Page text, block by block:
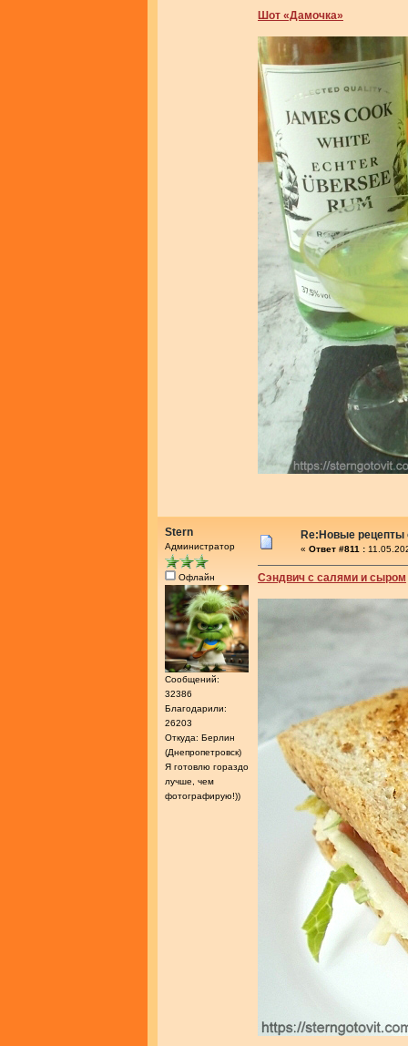
Шот «Дамочка»
Stern
Администратор
Офлайн
Сообщений:
32386
Благодарили:
26203
Откуда: Берлин
(Днепропетровск)
Я готовлю гораздо
лучше, чем
фотографирую!))
Re:Новые рецепты
« Ответ #811 :
Сэндвич с салями и сыром